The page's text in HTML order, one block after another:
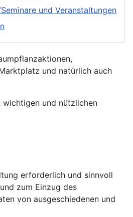
und Veranstaltungen
und natürlich auch
wichtigen und nützlichen
erforderlich und sinnvoll
zum Einzug des
von ausgeschiedenen und